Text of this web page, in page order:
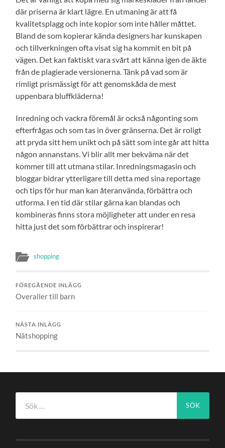
där priserna är klart lägre. En utmaning är att få
kvalitetsplagg och inte kopior som inte håller måttet.
Bland de som kopierar kända designers har kunskapen
och tillverkningen ofta visat sig ha kommit en bit på
vägen. Det kan faktiskt vara svårt att känna igen de äkte
från de plagierade versionerna. Tänk på vad som är
rimligt prismässigt för att genomskåda de mest
uppenbara bluffkläderna!
Inredning och vackra föremål är också någonting som
efterfrågas och som tas in över gränserna. Det är roligt
att pryda sitt hem unikt och på sätt som inte går att hitta
någon annanstans. Vi blir allt mer bekväma när det
kommer till att utmana stilar. Inredningsmagasin och
bloggar bidrar ytterligare till detta med sina reportage
och tips för hur man kan återanvända, förbättra och
utforma. I en tid där stilar gärna kan blandas och
kombineras finns stora möjligheter att under en resa
hitta just det som förbättrar och inspirerar!
shopping
FÖREGÅENDE INLÄGG
Overaller till barn
NÄSTA INLÄGG
Nätshopping
efter: